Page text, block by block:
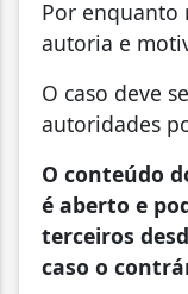
Por enquanto
autoria e
O caso deve
autoridades
O conteúdo
é aberto e
terceiros
caso o